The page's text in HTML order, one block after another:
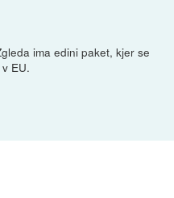
ima edini paket, kjer se
EU.